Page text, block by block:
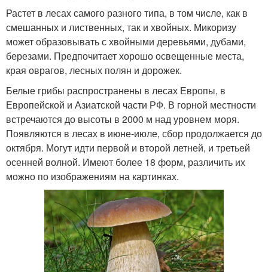
Растет в лесах самого разного типа, в том числе, как в
смешанных и лиственных, так и хвойных. Микоризу
может образовывать с хвойными деревьями, дубами,
березами. Предпочитает хорошо освещенные места,
края оврагов, лесных полян и дорожек.
Белые грибы распространены в лесах Европы, в
Европейской и Азиатской части РФ. В горной местности
встречаются до высоты в 2000 м над уровнем моря.
Появляются в лесах в июне-июле, сбор продолжается до
октября. Могут идти первой и второй летней, и третьей
осенней волной. Имеют более 18 форм, различить их
можно по изображениям на картинках.